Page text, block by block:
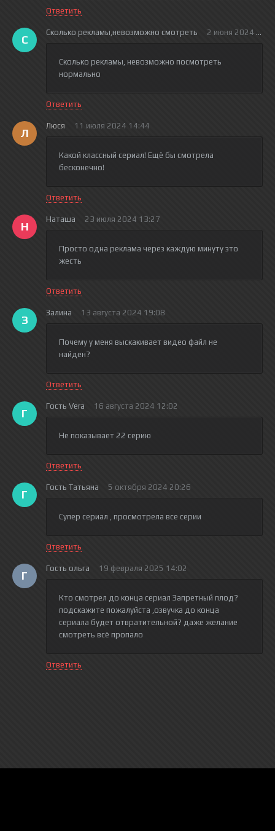
Ответить
С
Сколько рекламы,невозможно смотреть 2 июня 2024
Сколько рекламы, невозможно посмотреть
нормально
Ответить
Л
Люся 11 июля 2024 14:44
Какой классный сериал! Ещё бы смотрела
бесконечно!
Ответить
Н
Наташа 23 июля 2024 13:27
Просто одна реклама через каждую минуту это
жесть
Ответить
З
Залина 13 августа 2024 19:08
Почему у меня выскакивает видео файл не
найден?
Ответить
Г
Гость Vera 16 августа 2024 12:02
Не показывает 22 серию
Ответить
Г
Гость Татьяна 5 октября 2024 20:26
Супер сериал , просмотрела все серии
Ответить
Г
Гость ольга 19 февраля 2025 14:02
Кто смотрел до конца сериал Запретный плод?
подскажите пожалуйста ,озвучка до конца
сериала будет отвратительной? даже желание
смотреть всё пропало
Ответить